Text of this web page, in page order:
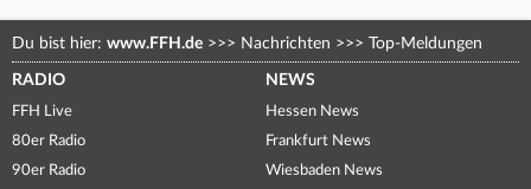
Du bist hier: www.FFH.de >>> Nachrichten >>> Top-Meldungen
RADIO
FFH Live
80er Radio
90er Radio
NEWS
Hessen News
Frankfurt News
Wiesbaden News